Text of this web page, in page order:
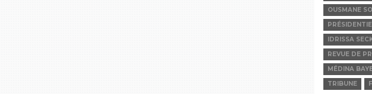
OUSMANE
IDRISSA
REVUE DE
MÉDINA
TRIBUNE